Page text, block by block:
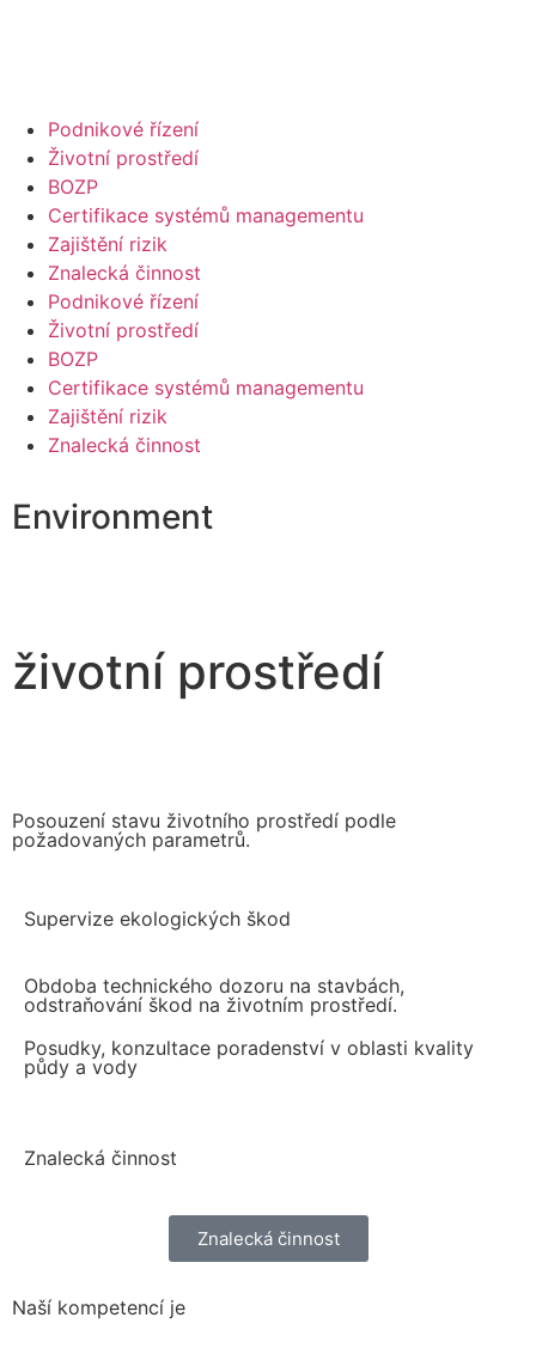
Podnikové řízení
Životní prostředí
BOZP
Certifikace systémů managementu
Zajištění rizik
Znalecká činnost
Podnikové řízení
Životní prostředí
BOZP
Certifikace systémů managementu
Zajištění rizik
Znalecká činnost
Environment
životní prostředí
Posouzení stavu životního prostředí podle
požadovaných parametrů.
Supervize ekologických škod
Obdoba technického dozoru na stavbách,
odstraňování škod na životním prostředí.
Posudky, konzultace poradenství v oblasti kvality
půdy a vody
Znalecká činnost
Znalecká činnost
Naší kompetencí je